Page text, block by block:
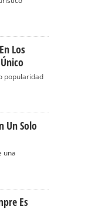
Los
popularidad
Un Solo
una
Es